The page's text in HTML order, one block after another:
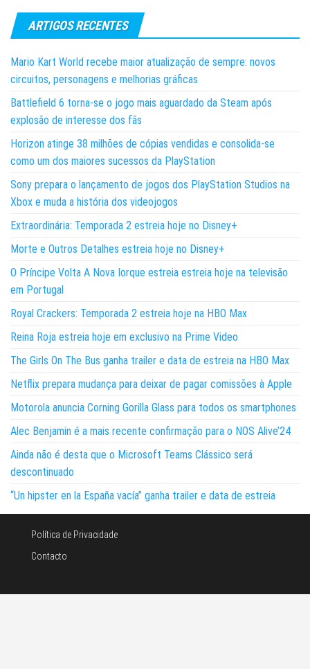
ARTIGOS RECENTES
Mario Kart World recebe maior atualização de sempre: novos
circuitos, personagens e melhorias gráficas
Battlefield 6 torna-se o jogo mais aguardado da Steam após
explosão de interesse dos fãs
Horizon atinge 38 milhões de cópias vendidas e consolida-se
como um dos maiores sucessos da PlayStation
Sony prepara o lançamento de jogos dos PlayStation Studios na
Xbox e muda a história dos videojogos
Extraordinária: Temporada 2 estreia hoje no Disney+
Morte e Outros Detalhes estreia hoje no Disney+
O Príncipe Volta A Nova Iorque estreia estreia hoje na televisão
em Portugal
Royal Crackers: Temporada 2 estreia hoje na HBO Max
Reina Roja estreia hoje em exclusivo na Prime Video
The Girls On The Bus ganha trailer e data de estreia na HBO Max
Netflix prepara mudança para deixar de pagar comissões à Apple
Motorola anuncia Corning Gorilla Glass para todos os smartphones
Alec Benjamin é a mais recente confirmação para o NOS Alive’24
Ainda não é desta que o Microsoft Teams Clássico será
descontinuado
“Un hipster en la España vacía” ganha trailer e data de estreia
Política de Privacidade
Contacto